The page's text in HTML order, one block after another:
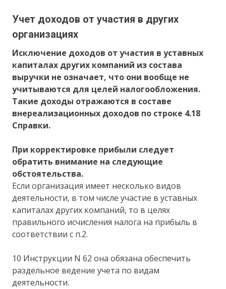
Учет доходов от участия в других
организациях
Исключение доходов от участия в уставных
капиталах других компаний из состава
выручки не означает, что они вообще не
учитываются для целей налогообложения.
Такие доходы отражаются в составе
внереализационных доходов по строке 4.18
Справки.
При корректировке прибыли следует
обратить внимание на следующие
обстоятельства.
Если организация имеет несколько видов
деятельности, в том числе участие в уставных
капиталах других компаний, то в целях
правильного исчисления налога на прибыль в
соответствии с п.2.
10 Инструкции N 62 она обязана обеспечить
раздельное ведение учета по видам
деятельности.